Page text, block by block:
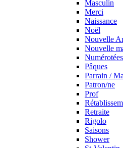
Masculin
Merci
Naissance
Noël
Nouvelle
Nouvelle
Numérotées
Pâques
Parrain /
Patron/ne
Prof
Retraite
Rigolo
Saisons
Shower